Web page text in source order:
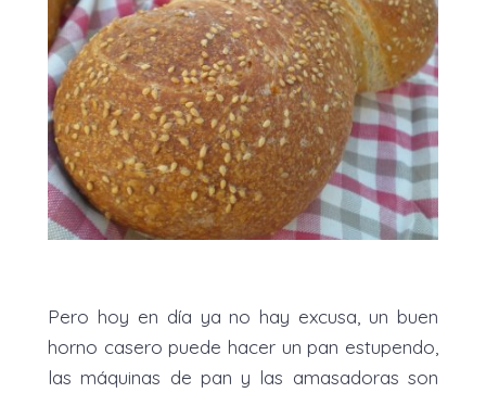
Pero hoy en día ya no hay excusa, un buen
horno casero puede hacer un pan estupendo,
las máquinas de pan y las amasadoras son